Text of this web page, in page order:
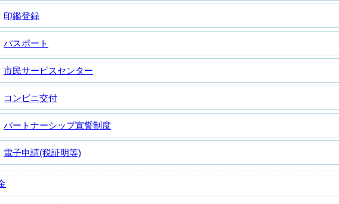
印鑑登録
パスポート
市民サービスセンター
コンビニ交付
パートナーシップ宣誓制度
電子申請(税証明等)